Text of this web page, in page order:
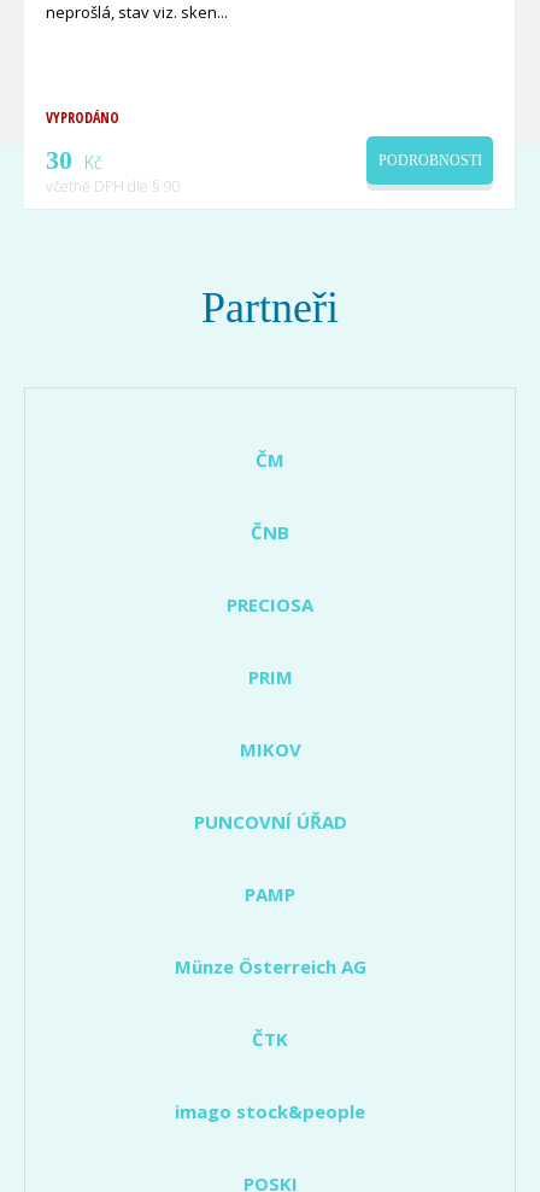
neprošlá, stav viz. sken
VYPRODÁNO
30 Kč
včetně DPH dle § 90
PODROBNOSTI
Partneři
ČM
ČNB
PRECIOSA
PRIM
MIKOV
PUNCOVNÍ ÚŘAD
PAMP
Münze Österreich AG
ČTK
imago stock&people
POSKI